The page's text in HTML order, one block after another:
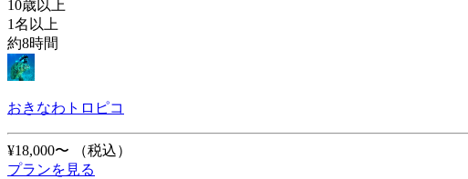
10歳以上
1名以上
約8時間
おきなわトロピコ
¥18,000〜
（税込）
プランを見る